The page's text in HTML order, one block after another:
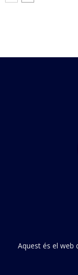
Aquest és el web